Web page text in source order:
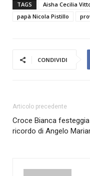
TAGS Aisha Cecilia
papà Nicola Pistillo
CONDIVIDI
Articolo precedente
Croce Bianca
ricordo di Angelo